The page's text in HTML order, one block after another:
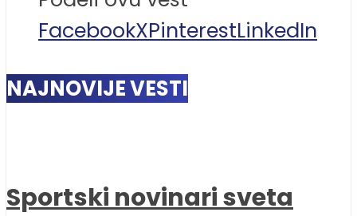
FacebookXPinterestLinkedIn
NAJNOVIJE VESTI
Sportski novinari sveta